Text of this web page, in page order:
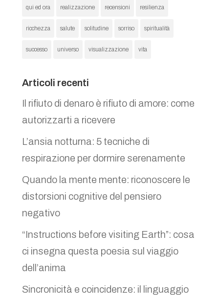
qui ed ora realizzazione recensioni resilienza
ricchezza salute solitudine sorriso spiritualità
successo universo visualizzazione vita
Articoli recenti
Il rifiuto di denaro è rifiuto di amore: come
autorizzarti a ricevere
L’ansia notturna: 5 tecniche di
respirazione per dormire serenamente
Quando la mente mente: riconoscere le
distorsioni cognitive del pensiero
negativo
“Instructions before visiting Earth”: cosa
ci insegna questa poesia sul viaggio
dell’anima
Sincronicità e coincidenze: il linguaggio